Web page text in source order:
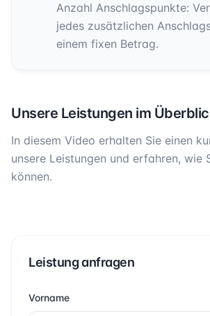
Anzahl Anschlagspunkte:
jedes zusätzlichen
einem fixen Betrag.
Unsere Leistungen im
In diesem Video erhalten Sie einen
unsere Leistungen und erfahren, wie
können.
Leistung anfragen
Vorname